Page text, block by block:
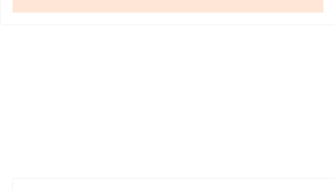
cuyas ventas han obtenido los 9.891 millones de euros. Finalmente, para completar los datos